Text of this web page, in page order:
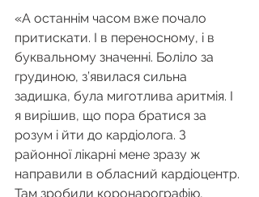
«А останнім часом вже почало
притискати. І в переносному, і в
буквальному значенні. Боліло за
грудиною, з’явилася сильна
задишка, була миготлива аритмія. І
я вирішив, що пора братися за
розум і йти до кардіолога. З
районної лікарні мене зразу ж
направили в обласний кардіоцентр.
Там зробили коронарографію,